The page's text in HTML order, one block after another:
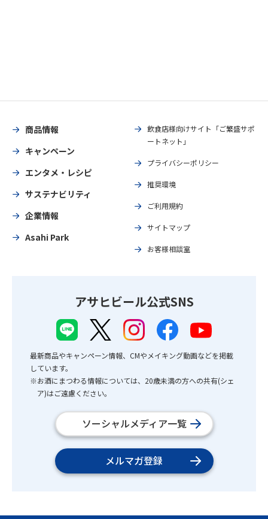
商品情報
キャンペーン
エンタメ・レシピ
サステナビリティ
企業情報
Asahi Park
飲食店様向けサイト「ご繁盛サポ
ートネット」
プライバシーポリシー
推奨環境
ご利用規約
サイトマップ
お客様相談室
アサヒビール公式SNS
最新商品やキャンペーン情報、CMやメイキング動画などを掲載
しています。
※お酒にまつわる情報については、20歳未満の方への共有(シェ
ア)はご遠慮ください。
ソーシャルメディア一覧
メルマガ登録